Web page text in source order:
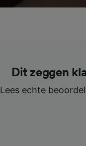
Dit zeggen
Lees echte